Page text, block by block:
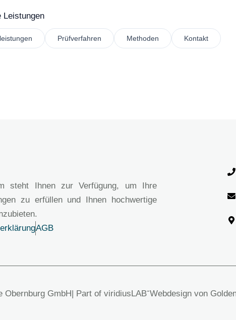
Leistungen
Prüfverfahren Methoden Kontakt
steht Ihnen zur Verfügung, um Ihre
zu erfüllen und Ihnen hochwertige
AGB
GmbH | Part of viridiusLAB-Webdesign von